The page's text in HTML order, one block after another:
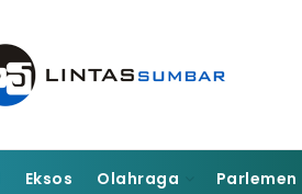
Eksos Olahraga Parlemen